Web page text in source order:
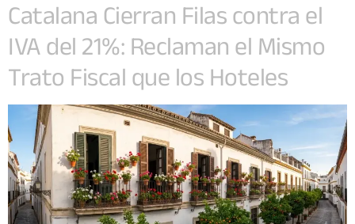
Catalana Cierran Filas contra el
IVA del 21%: Reclaman el Mismo
Trato Fiscal que los Hoteles